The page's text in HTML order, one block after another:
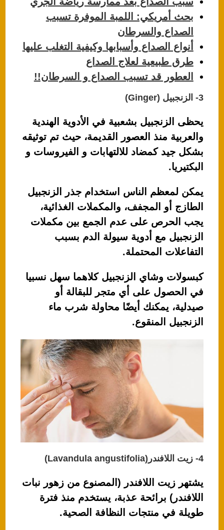
بحث أمريكي: اللمبة الموفرة تسبب
الصداع والسرطان
أنواع الصداع وأسبابها وكيفية التغلب عليها
طرق طبيعية لعلاج الصداع
العطور قد تسبب الصداع و السرطان!!
3- الزنجبيل (Ginger)
يحظى الزنجبيل بشعبية في الأدوية الهندية
والعربية منذ العصور القديمة، حيث تم توثيقه
بشكل جيد كمضاد للالتهابات و الفيروسات و
البكتيريا.
يمكن لمعظم الناس استخدام جذر الزنجبيل
الطازج أو المجفف، والمكملات الغذائية،
يجب الحرص على عدم الجمع بين مكملات
الزنجبيل مع أدوية سيولة الدم بسبب
التفاعلات المحتملة.
كبسولات وشاي الزنجبيل كلاهما سهل نسبيا
في الحصول على أي متجر للبقالة أو
صيدلية، يمكنك أيضًا محاولة شرب ماء
الزنجبيل المنقوع.
4- زيت اللافندر(Lavandula angustifolia)
يشتهر زيت اللافندر (المصنوع من زهور نبات
اللافندر) برائحة عذبة، يستخدم منذ فترة
طويلة في منتجات النظافة الصحية.